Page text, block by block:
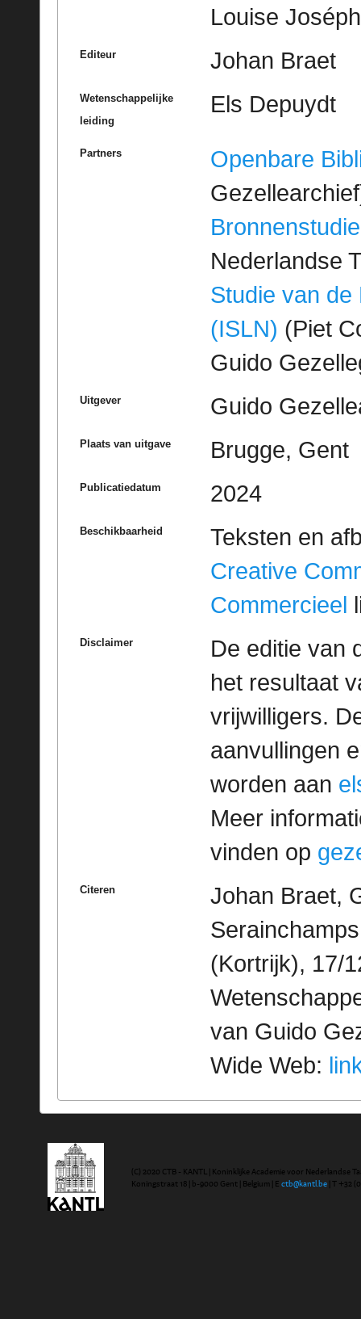
Louise
Editeur Johan Braet
Wetenschappelijke
leiding
Els Depuydt
Partners
Openbare
Bronnenstudie
Nederlandse
Studie van de
(ISLN) (Piet
Guido
Uitgever Guido
Plaats van uitgave Brugge, Gent
Publicatiedatum 2024
Beschikbaarheid
Teksten en
Creative
Commercieel
Disclaimer
De editie van
het resultaat
vrijwilligers.
aanvullingen
worden aan
Meer
vinden op
Citeren
Johan Braet,
(Kortrijk), 17/
van Guido
Wide Web:
(C) 2020 CTB - KANTL | Koninklijke Academie voor Nederlandse
Koningstraat 18 | b-9000 Gent | Belgium | E ctb@kantl.be | T +32